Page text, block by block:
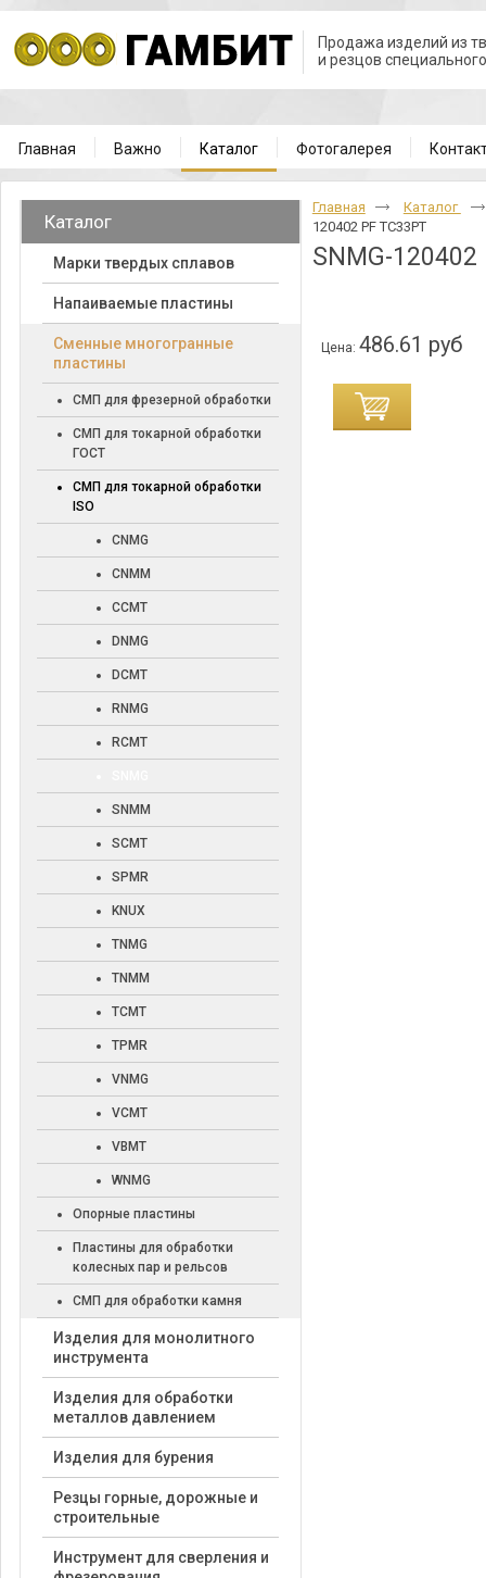
Продажа изделий из
и резцов
Главная Важно Каталог Фотогалерея
Каталог
Марки твердых сплавов
Напаиваемые пластины
Cменные многогранные
пластины
СМП для фрезерной обработки
СМП для токарной обработки
ГОСТ
СМП для токарной обработки
ISO
CNMG
CNMM
CCMT
DNMG
DCMT
RNMG
RCMT
SNMM
SCMT
SPMR
KNUX
TNMG
TNMM
TCMT
TPMR
VNMG
VCMT
VBMT
WNMG
Опорные пластины
Пластины для обработки
колесных пар и рельсов
СМП для обработки камня
Изделия для монолитного
инструмента
Изделия для обработки
металлов давлением
Изделия для бурения
Резцы горные, дорожные и
строительные
Инструмент для сверления и
Главная
Каталог
120402 PF TC33PT
SNMG-120402
Цена:486.61 руб